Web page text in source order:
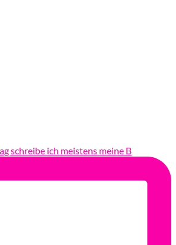
schreibe ich meistens meine B